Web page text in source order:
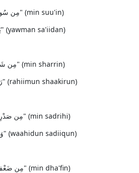
Nuwn Saakinah: "مِن سُوءٍ" (min suu'in)
Tanwiyn: "يَوْمًا سَعِيدًا" (yawman sa'iidan)
Nuwn Saakinah: "مِن شَرٍّ" (min sharrin)
Tanwiyn: "رَحِيمٌ شَاكِرٌ" (rahiimun shaakirun)
Nuwn Saakinah: "مِن صَدْرِهِ" (min sadrihi)
Tanwiyn: "وَاحِدٌ صَدِيقٌ" (waahidun sadiiqun)
Nuwn Saakinah: "مِن ضَعْفٍ" (min dha'fin)